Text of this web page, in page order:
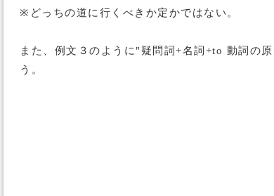
※どっちの道に行くべきか定かではない。
また、例文３のように"疑問詞+名詞+to 動詞の
う。